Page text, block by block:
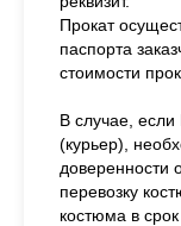
Прокат
паспорта
стоимости
В случае,
(курьер),
доверенности
перевозку
костюма в